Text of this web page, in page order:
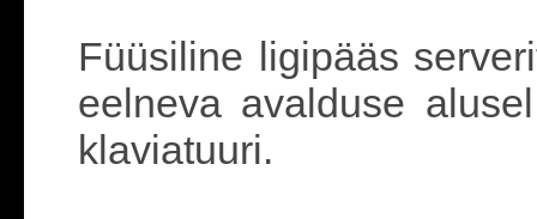
Füüsiline ligipääs
eelneva avalduse
klaviatuuri.